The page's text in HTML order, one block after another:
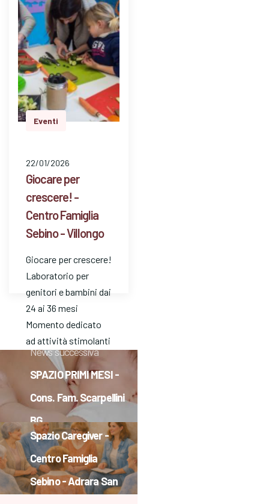
Eventi
22/01/2026
Giocare per
crescere! -
Centro Famiglia
Sebino - Villongo
Giocare per crescere!
Laboratorio per
genitori e bambini dai
24 ai 36 mesi
Momento dedicato
ad attività stimolanti
di gioco e
creatività…
News successiva
SPAZIO PRIMI MESI -
Cons. Fam. Scarpellini
BG
News precedente
Spazio Caregiver -
Centro Famiglia
Sebino - Adrara San